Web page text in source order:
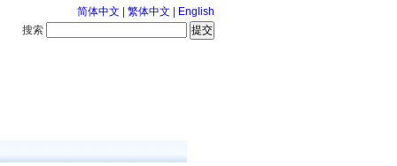
简体中文 繁体中文
English
搜索